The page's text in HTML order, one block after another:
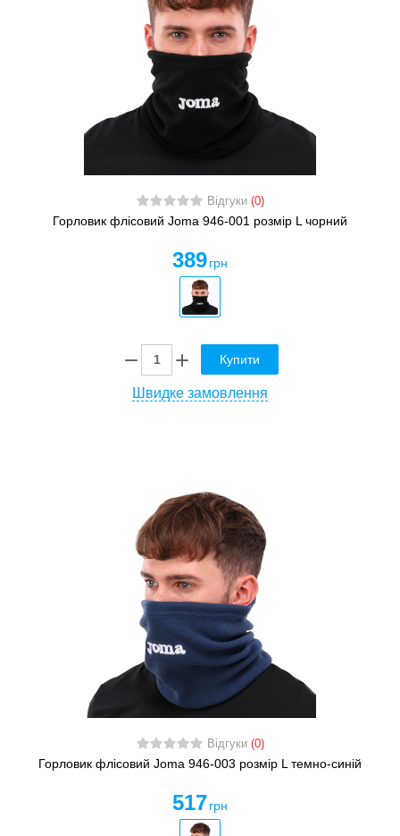
Відгуки (0)
Горловик флісовий Joma 946-001 розмір L чорний
389 грн
Купити
Швидке замовлення
Відгуки (0)
Горловик флісовий Joma 946-003 розмір L темно-синій
517 грн